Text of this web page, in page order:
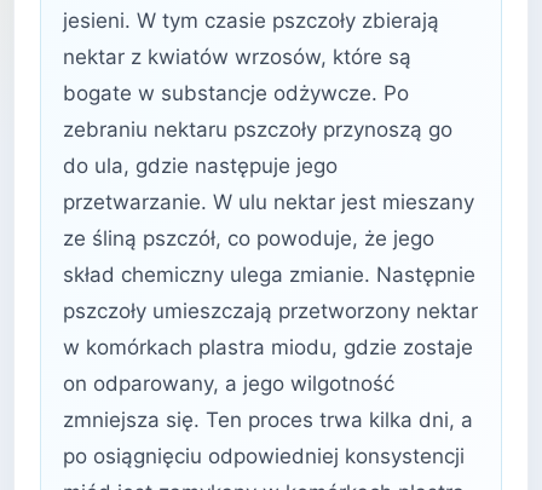
jesieni. W tym czasie pszczoły zbierają
nektar z kwiatów wrzosów, które są
bogate w substancje odżywcze. Po
zebraniu nektaru pszczoły przynoszą go
do ula, gdzie następuje jego
przetwarzanie. W ulu nektar jest mieszany
ze śliną pszczół, co powoduje, że jego
skład chemiczny ulega zmianie. Następnie
pszczoły umieszczają przetworzony nektar
w komórkach plastra miodu, gdzie zostaje
on odparowany, a jego wilgotność
zmniejsza się. Ten proces trwa kilka dni, a
po osiągnięciu odpowiedniej konsystencji